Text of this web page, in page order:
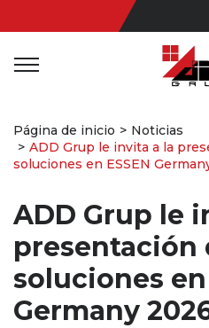
Página de inicio
Noticias
ADD Grup le invita a la
soluciones en ESSEN
ADD Grup le
presentación
soluciones en
Germany